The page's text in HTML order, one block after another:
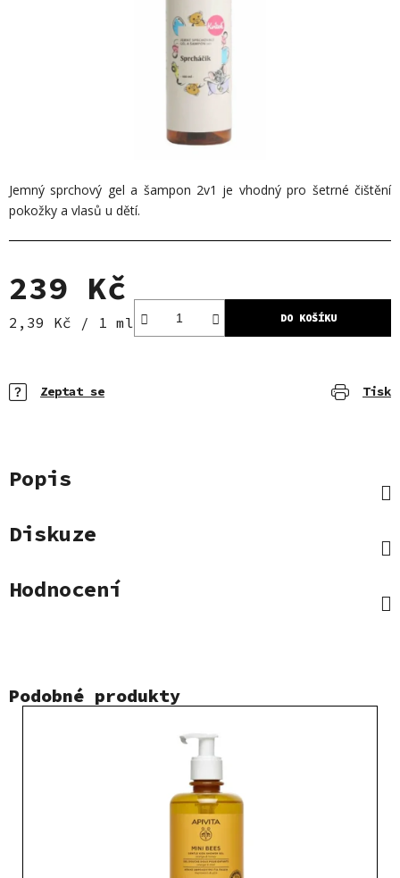
Jemný sprchový gel a šampon 2v1 je vhodný pro šetrné čištění
pokožky a vlasů u dětí.
239 Kč
Měrná cena:
2,39 Kč / 1 ml DO KOŠÍKU
Tisk
Zeptat se
Popis
Diskuze
Hodnocení
Podobné produkty